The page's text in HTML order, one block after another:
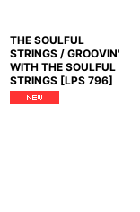
THE SOULFUL
STRINGS / GROOVIN'
WITH THE SOULFUL
STRINGS [LPS 796]